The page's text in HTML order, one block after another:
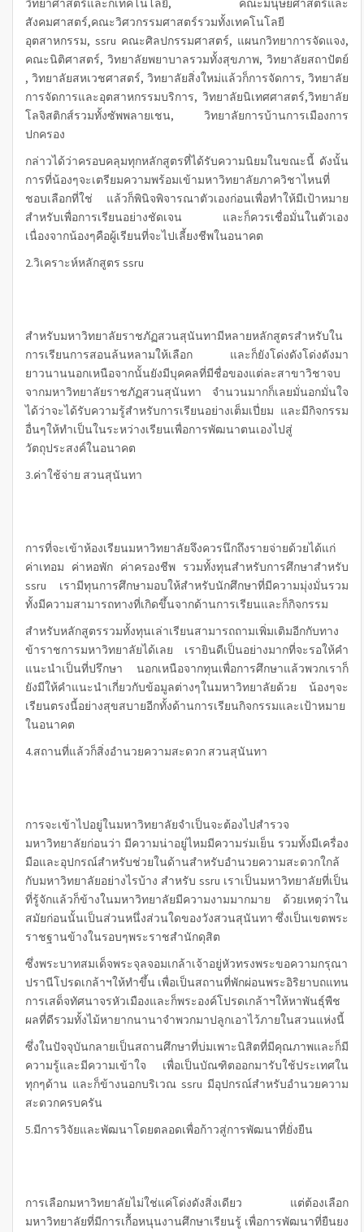
วิทยาศาสตร์และก็เทคโนโลยี, คณะมนุษยศาสตร์และ
สังคมศาสตร์,คณะวิศวกรรมศาสตร์รวมทั้งเทคโนโลยี
อุตสาหกรรม,ssru คณะศิลปกรรมศาสตร์, แผนกวิทยาการจัดแจง,
คณะนิติศาสตร์, วิทยาลัยพยาบาลรวมทั้งสุขภาพ, วิทยาลัยสถาปัตย์
, วิทยาลัยสหเวชศาสตร์, วิทยาลัยสิ่งใหม่แล้วก็การจัดการ, วิทยาลัย
การจัดการและอุตสาหกรรมบริการ, วิทยาลัยนิเทศศาสตร์,วิทยาลัย
โลจิสติกส์รวมทั้งซัพพลายเชน, วิทยาลัยการบ้านการเมืองการ
ปกครอง
กล่าวได้ว่าครอบคลุมทุกหลักสูตรที่ได้รับความนิยมในขณะนี้ ดังนั้น
การที่น้องๆจะเตรียมความพร้อมเข้ามหาวิทยาลัยภาควิชาไหนที่
ชอบเลือกที่ใช่ แล้วก็พินิจพิจารณาตัวเองก่อนเพื่อทำให้มีเป้าหมาย
สำหรับเพื่อการเรียนอย่างชัดเจน และก็ควรเชื่อมั่นในตัวเอง
เนื่องจากน้องๆคือผู้เรียนที่จะไปเลี้ยงชีพในอนาคต
2.วิเคราะห์หลักสูตร ssru
สำหรับมหาวิทยาลัยราชภัฏสวนสุนันทามีหลายหลักสูตรสำหรับใน
การเรียนการสอนล้นหลามให้เลือก และก็ยังโด่งดังโด่งดังมา
ยาวนานนอกเหนือจากนั้นยังมีบุคคลที่มีชื่อของแต่ละสาขาวิชาจบ
จากมหาวิทยาลัยราชภัฏสวนสุนันทา จำนวนมากก็เลยมั่นอกมั่นใจ
ได้ว่าจะได้รับความรู้สำหรับการเรียนอย่างเต็มเปี่ยม และมีกิจกรรม
อื่นๆให้ทำเป็นในระหว่างเรียนเพื่อการพัฒนาตนเองไปสู่
วัตถุประสงค์ในอนาคต
3.ค่าใช้จ่าย สวนสุนันทา
การที่จะเข้าห้องเรียนมหาวิทยาลัยจึงควรนึกถึงรายจ่ายด้วยได้แก่
ค่าเทอม ค่าหอพัก ค่าครองชีพ รวมทั้งทุนสำหรับการศึกษาสำหรับ
ssru เรามีทุนการศึกษามอบให้สำหรับนักศึกษาที่มีความมุ่งมั่นรวม
ทั้งมีความสามารถทางที่เกิดขึ้นจากด้านการเรียนและก็กิจกรรม
สำหรับหลักสูตรรวมทั้งทุนเล่าเรียนสามารถถามเพิ่มเติมอีกกับทาง
ข้าราชการมหาวิทยาลัยได้เลย เรายินดีเป็นอย่างมากที่จะรอให้คำ
แนะนำเป็นที่ปรึกษา นอกเหนือจากทุนเพื่อการศึกษาแล้วพวกเราก็
ยังมีให้คำแนะนำเกี่ยวกับข้อมูลต่างๆในมหาวิทยาลัยด้วย น้องๆจะ
เรียนตรงนี้อย่างสุขสบายอีกทั้งด้านการเรียนกิจกรรมและเป้าหมาย
ในอนาคต
4.สถานที่แล้วก็สิ่งอำนวยความสะดวก สวนสุนันทา
การจะเข้าไปอยู่ในมหาวิทยาลัยจำเป็นจะต้องไปสำรวจ
มหาวิทยาลัยก่อนว่า มีความน่าอยู่ไหมมีความร่มเย็น รวมทั้งมีเครื่อง
มือและอุปกรณ์สำหรับช่วยในด้านสำหรับอำนวยความสะดวกใกล้
กับมหาวิทยาลัยอย่างไรบ้าง สำหรับ ssru เราเป็นมหาวิทยาลัยที่เป็น
ที่รู้จักแล้วก็ข้างในมหาวิทยาลัยมีความงามมากมาย ด้วยเหตุว่าใน
สมัยก่อนนั้นเป็นส่วนหนึ่งส่วนใดของวังสวนสุนันทา ซึ่งเป็นเขตพระ
ราชฐานข้างในรอบๆพระราชสำนักดุสิต
ซึ่งพระบาทสมเด็จพระจุลจอมเกล้าเจ้าอยู่หัวทรงพระขอความกรุณา
ปรานีโปรดเกล้าฯให้ทำขึ้น เพื่อเป็นสถานที่พักผ่อนพระอิริยาบถแทน
การเสด็จทัศนาจรหัวเมืองและก็พระองค์โปรดเกล้าฯให้หาพันธุ์พืช
ผลที่ดีรวมทั้งไม้หายากนานาจำพวกมาปลูกเอาไว้ภายในสวนแห่งนี้
ซึ่งในปัจจุบันกลายเป็นสถานศึกษาที่บ่มเพาะนิสิตที่มีคุณภาพและก็มี
ความรู้และมีความเข้าใจ เพื่อเป็นบัณฑิตออกมารับใช้ประเทศใน
ทุกๆด้าน และก็ข้างนอกบริเวณ ssru มีอุปกรณ์สำหรับอำนวยความ
สะดวกครบครัน
5.มีการวิจัยและพัฒนาโดยตลอดเพื่อก้าวสู่การพัฒนาที่ยั่งยืน
การเลือกมหาวิทยาลัยไม่ใช่แค่โด่งดังสิ่งเดียว แต่ต้องเลือก
มหาวิทยาลัยที่มีการเกื้อหนุนงานศึกษาเรียนรู้ เพื่อการพัฒนาที่ยืนยง